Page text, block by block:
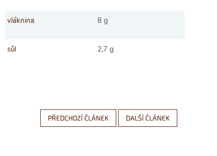
vláknina 8 g
sůl 2,7 g
PŘEDCHOZÍ ČLÁNEK DALŠÍ ČLÁNEK